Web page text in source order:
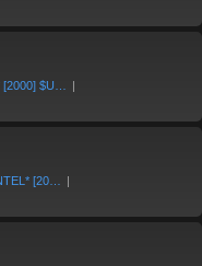
$U…
[20…